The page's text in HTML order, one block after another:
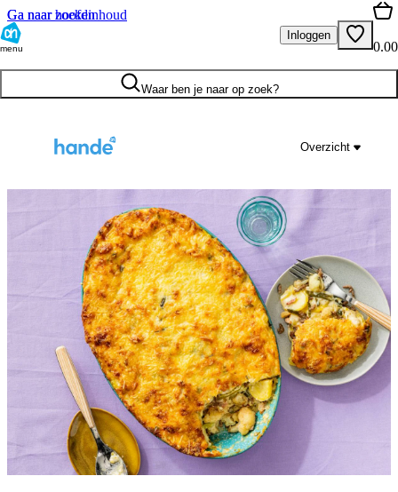
Ga naar hoofdinhoud
Ga naar zoeken
menu
Inloggen
0.00
Waar ben je naar op zoek?
Overzicht